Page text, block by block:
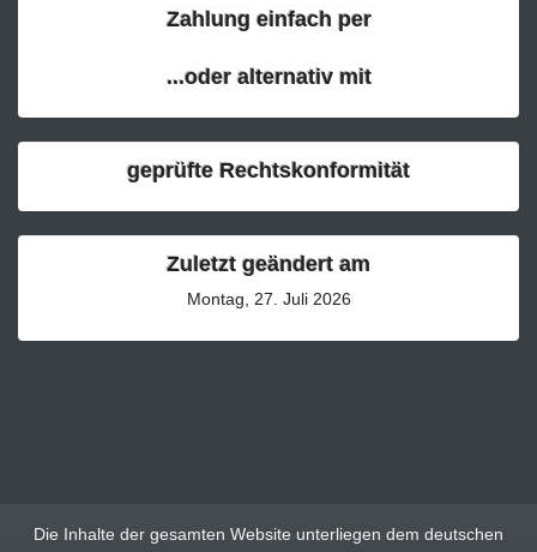
Zahlung einfach per
...oder alternativ mit
geprüfte Rechtskonformität
Zuletzt geändert am
Montag, 27. Juli 2026
Die Inhalte der gesamten Website unterliegen dem deutschen